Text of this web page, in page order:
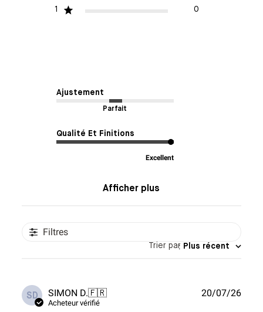
1
0
Ajustement
Parfait
Qualité Et Finitions
Excellent
Afficher plus
Filtres
Trier par: Plus récent
SD SIMON D.🇫🇷
Acheteur vérifié
Date
20/07/26